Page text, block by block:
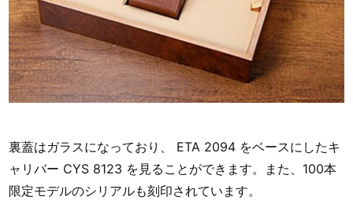
裏蓋はガラスになっており、 ETA 2094 をベースにしたキ
ャリバー CYS 8123 を見ることができます。また、100本
限定モデルのシリアルも刻印されています。